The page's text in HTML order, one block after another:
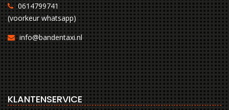
0614799741
(voorkeur whatsapp)
info@bandentaxi.nl
KLANTENSERVICE